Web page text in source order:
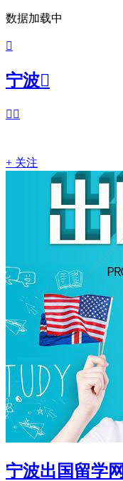
数据加载中

宁波
 
+ 关注
宁波出国留学网